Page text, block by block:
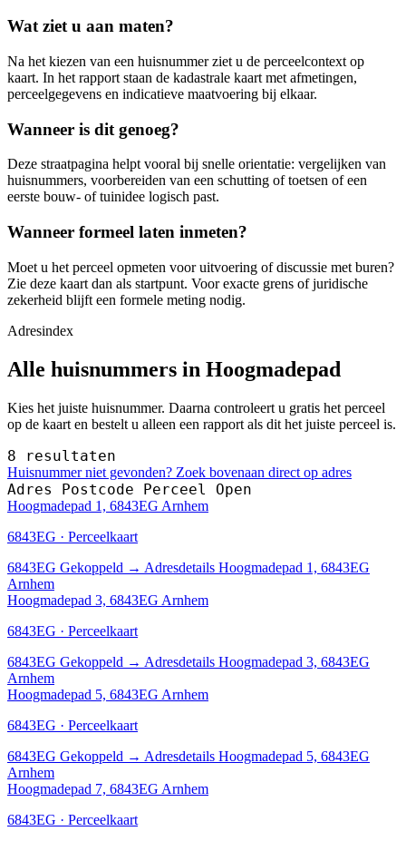
Wat ziet u aan maten?
Na het kiezen van een huisnummer ziet u de perceelcontext op
kaart. In het rapport staan de kadastrale kaart met afmetingen,
perceelgegevens en indicatieve maatvoering bij elkaar.
Wanneer is dit genoeg?
Deze straatpagina helpt vooral bij snelle orientatie: vergelijken van
huisnummers, voorbereiden van een schutting of toetsen of een
eerste bouw- of tuinidee logisch past.
Wanneer formeel laten inmeten?
Moet u het perceel opmeten voor uitvoering of discussie met buren?
Zie deze kaart dan als startpunt. Voor exacte grens of juridische
zekerheid blijft een formele meting nodig.
Adresindex
Alle huisnummers in Hoogmadepad
Kies het juiste huisnummer. Daarna controleert u gratis het perceel
op de kaart en bestelt u alleen een rapport als dit het juiste perceel is.
8 resultaten
Huisnummer niet gevonden? Zoek bovenaan direct op adres
Adres Postcode Perceel Open
Hoogmadepad 1, 6843EG Arnhem
6843EG · Perceelkaart
6843EG Gekoppeld → Adresdetails Hoogmadepad 1, 6843EG
Arnhem
Hoogmadepad 3, 6843EG Arnhem
6843EG · Perceelkaart
6843EG Gekoppeld → Adresdetails Hoogmadepad 3, 6843EG
Arnhem
Hoogmadepad 5, 6843EG Arnhem
6843EG · Perceelkaart
6843EG Gekoppeld → Adresdetails Hoogmadepad 5, 6843EG
Arnhem
Hoogmadepad 7, 6843EG Arnhem
6843EG · Perceelkaart